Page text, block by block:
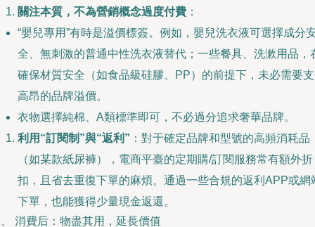
關注本質，不為營銷概念過度付費 ：
“嬰兒專用”有時是溢價標簽。例如，嬰兒洗衣液可選擇成分
全、無刺激的普通中性洗衣液替代；一些餐具、洗漱用品，
確保材質安全（如食品級硅膠、PP）的前提下，未必需要
高昂的品牌溢價。
衣物選擇純棉、A類標準即可，不必過分追求奢華品牌。
利用“訂閱制”與“返利” ：對于確定品牌和型號的高頻消耗品
（如某款紙尿褲），電商平臺的定期購/訂閱服務常有額外折
扣，且省去重復下單的麻煩。通過一些合規的返利APP或網
下單，也能獲得少量現金返還。
消費后：物盡其用，延長價值